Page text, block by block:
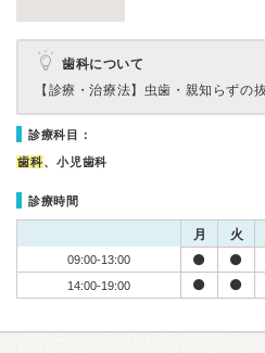
歯科について
【診療・治療法】 虫歯・親知らずの
診療科目：
歯科、小児歯科
診療時間
月 火
09:00-13:00
14:00-19:00